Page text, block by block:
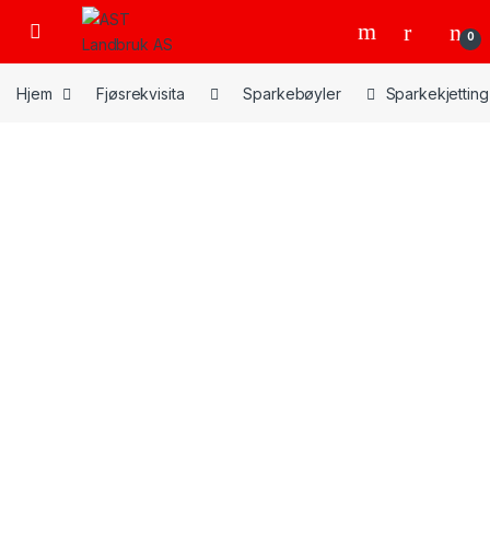
Skip to navigation
Skip to content
Open 0
Hjem Fjøsrekvisita Sparkebøyler Sparkekjetting